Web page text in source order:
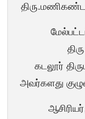
கடலூர்
அவர்களது